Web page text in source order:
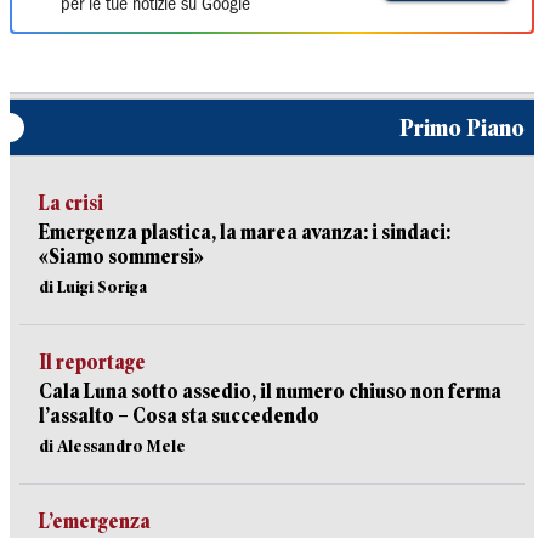
per le tue notizie su Google
Primo Piano
La crisi
Emergenza plastica, la marea avanza: i sindaci:
«Siamo sommersi»
di Luigi Soriga
Il reportage
Cala Luna sotto assedio, il numero chiuso non ferma
l’assalto – Cosa sta succedendo
di Alessandro Mele
L’emergenza